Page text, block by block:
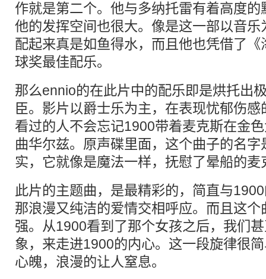
作就是第二个。他与多纳托雷有着高度
他的发挥空间也很大。像是这一部以音
配起来真是如鱼得水，而且他也凭借了
球奖最佳配乐。
那么ennio的在此片中的配乐即是烘托出
臣。影片以爵士乐为主，在表现忧郁伤
看过的人不会忘记1900带着麦克斯在金
曲华尔兹。原声碟里面，这个曲子的名
实，它就像是魔法一样，抚慰了晕船的麦
此片的主题曲，是最精彩的，简直与
那浪漫又纯洁的爱情交相呼应。而且这
强。从1900看到了那个女孩之后，我们
象，来走进1900的内心。这一段旋律很
心魄，浪漫的让人窒息。